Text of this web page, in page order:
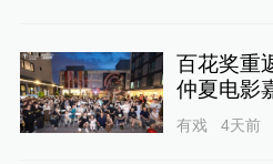
百花奖重
仲夏电影
有戏 4天前